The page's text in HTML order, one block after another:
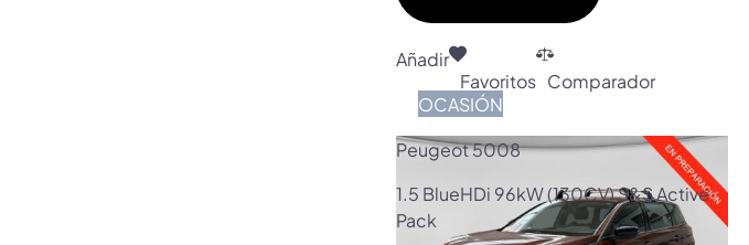
Añadir
Favoritos Comparador
OCASIÓN
Peugeot 5008
1.5 BlueHDi 96kW (130CV) S&S Active
Pack